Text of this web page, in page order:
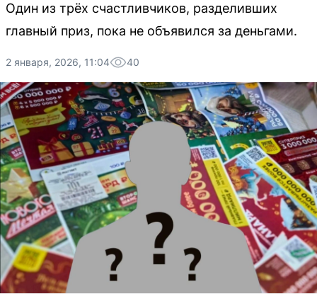
Один из трёх счастливчиков, разделивших
главный приз, пока не объявился за деньгами.
2 января, 2026, 11:04 40